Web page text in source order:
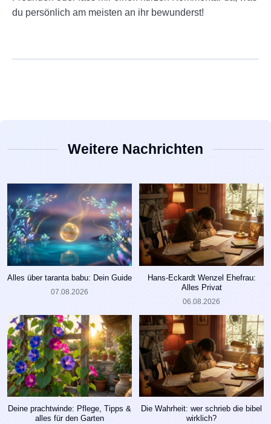
du persönlich am meisten an ihr bewunderst!
Weitere Nachrichten
Alles über taranta babu: Dein Guide
07.08.2026
Hans-Eckardt Wenzel Ehefrau:
Alles Privat
06.08.2026
Deine prachtwinde: Pflege, Tipps &
alles für den Garten
Die Wahrheit: wer schrieb die bibel
wirklich?